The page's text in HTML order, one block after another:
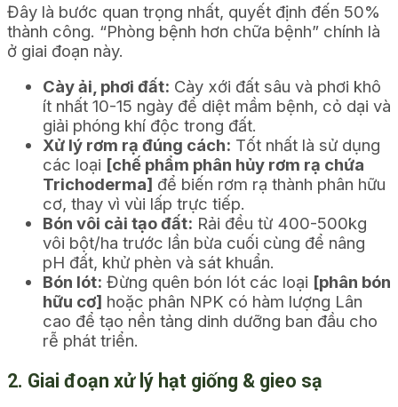
Đây là bước quan trọng nhất, quyết định đến 50%
thành công. “Phòng bệnh hơn chữa bệnh” chính là
ở giai đoạn này.
Cày ải, phơi đất: Cày xới đất sâu và phơi khô
ít nhất 10-15 ngày để diệt mầm bệnh, cỏ dại và
giải phóng khí độc trong đất.
Xử lý rơm rạ đúng cách: Tốt nhất là sử dụng
các loại [chế phẩm phân hủy rơm rạ chứa
Trichoderma] để biến rơm rạ thành phân hữu
cơ, thay vì vùi lấp trực tiếp.
Bón vôi cải tạo đất: Rải đều từ 400-500kg
vôi bột/ha trước lần bừa cuối cùng để nâng
pH đất, khử phèn và sát khuẩn.
Bón lót: Đừng quên bón lót các loại [phân bón
hữu cơ] hoặc phân NPK có hàm lượng Lân
cao để tạo nền tảng dinh dưỡng ban đầu cho
rễ phát triển.
2. Giai đoạn xử lý hạt giống & gieo sạ